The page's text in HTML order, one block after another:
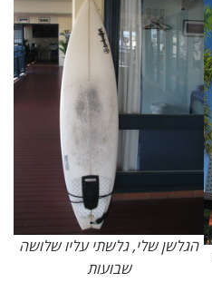
הגלשן שלי, גלשתי עליו שלושה
שבועות